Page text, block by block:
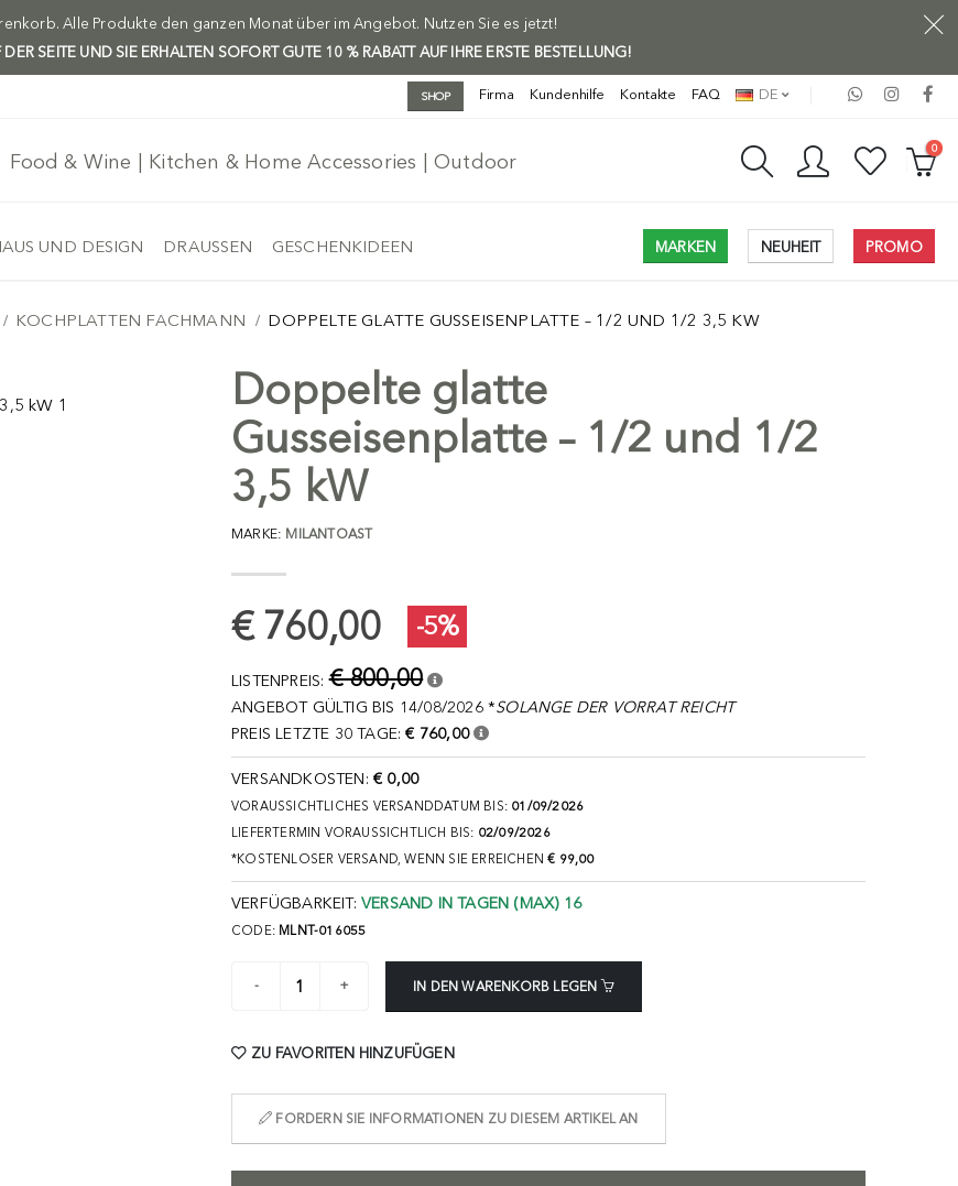
Alle Produkte den ganzen Monat über im Angebot. Nutzen Sie es jetzt!
DER SEITE UND SIE ERHALTEN SOFORT GUTE 10 % RABATT AUF IHRE ERSTE BESTELLUNG!
SHOP Firma Kundenhilfe Kontakte FAQ DE
Food & Wine | Kitchen & Home Accessories | Outdoor
0
UND DESIGN DRAUSSEN GESCHENKIDEEN MARKEN NEUHEIT PROMO
KOCHPLATTEN FACHMANN DOPPELTE GLATTE GUSSEISENPLATTE – 1/2 UND 1/2 3,5 KW
Doppelte glatte
Gusseisenplatte – 1/2 und 1/2
3,5 kW
MARKE: MILANTOAST
€ 760,00 -5%
LISTENPREIS:€ 800,00
ANGEBOT GÜLTIG BIS 14/08/2026 *SOLANGE DER VORRAT REICHT
PREIS LETZTE 30 TAGE:€ 760,00
VERSANDKOSTEN: € 0,00
VORAUSSICHTLICHES VERSANDDATUM BIS: 01/09/2026
LIEFERTERMIN VORAUSSICHTLICH BIS: 02/09/2026
*KOSTENLOSER VERSAND, WENN SIE ERREICHEN€ 99,00
VERFÜGBARKEIT: VERSAND IN TAGEN (MAX) 16
CODE: MLNT-016055
IN DEN WARENKORB LEGEN
ZU FAVORITEN HINZUFÜGEN
FORDERN SIE INFORMATIONEN ZU DIESEM ARTIKEL AN